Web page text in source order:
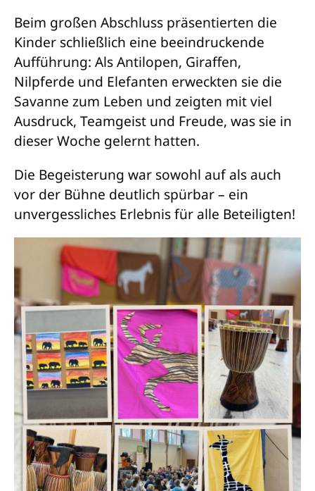
Beim großen Abschluss präsentierten die
Kinder schließlich eine beeindruckende
Aufführung: Als Antilopen, Giraffen,
Nilpferde und Elefanten erweckten sie die
Savanne zum Leben und zeigten mit viel
Ausdruck, Teamgeist und Freude, was sie in
dieser Woche gelernt hatten.
Die Begeisterung war sowohl auf als auch
vor der Bühne deutlich spürbar – ein
unvergessliches Erlebnis für alle Beteiligten!